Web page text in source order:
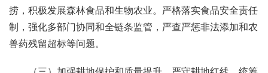
捞，积极发展森林食品和生物农业。严格落实食品安全责任
制，强化多部门协同和全链条监管，严查严惩非法添加和农
兽药残留超标等问题。